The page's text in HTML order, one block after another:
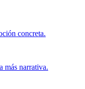
concreta.
más narrativa.